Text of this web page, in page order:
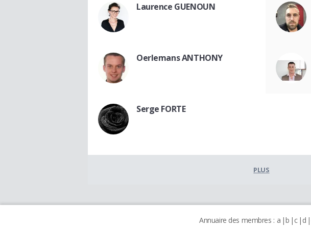
Laurence GUENOUN
Oerlemans ANTHONY
Serge FORTE
PLUS
Annuaire des membres : a b c d